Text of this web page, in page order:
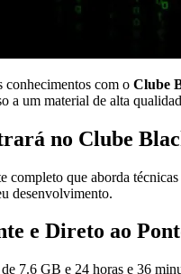
conhecimentos com o Clube
a um material de alta
no Clube
que aborda
desenvolvimento.
e Direto ao
7.6 GB e 24 horas e 36